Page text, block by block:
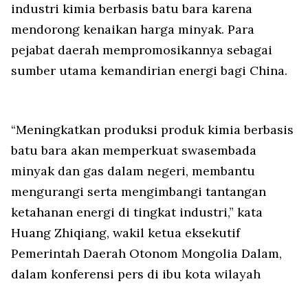
industri kimia berbasis batu bara karena
mendorong kenaikan harga minyak. Para
pejabat daerah mempromosikannya sebagai
sumber utama kemandirian energi bagi China.
“Meningkatkan produksi produk kimia berbasis
batu bara akan memperkuat swasembada
minyak dan gas dalam negeri, membantu
mengurangi serta mengimbangi tantangan
ketahanan energi di tingkat industri,” kata
Huang Zhiqiang, wakil ketua eksekutif
Pemerintah Daerah Otonom Mongolia Dalam,
dalam konferensi pers di ibu kota wilayah